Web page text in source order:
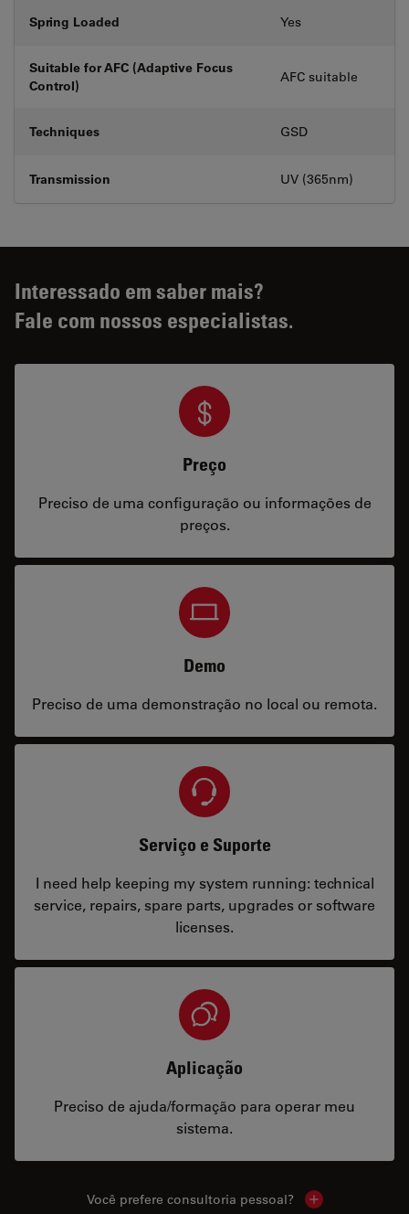
Spring Loaded Yes
Suitable for AFC (Adaptive Focus
Control)
AFC suitable
Techniques GSD
Transmission UV (365nm)
Interessado em saber mais?
Fale com nossos especialistas.
Preço
Preciso de uma configuração ou informações de
preços.
Demo
Preciso de uma demonstração no local ou remota.
Serviço e Suporte
I need help keeping my system running: technical
service, repairs, spare parts, upgrades or software
licenses.
Aplicação
Preciso de ajuda/formação para operar meu
sistema.
Você prefere consultoria pessoal? Show local